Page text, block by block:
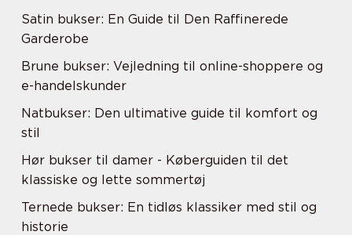
Satin bukser: En Guide til Den Raffinerede
Garderobe
Brune bukser: Vejledning til online-shoppere og
e-handelskunder
Natbukser: Den ultimative guide til komfort og
stil
Hør bukser til damer - Køberguiden til det
klassiske og lette sommertøj
Ternede bukser: En tidløs klassiker med stil og
historie